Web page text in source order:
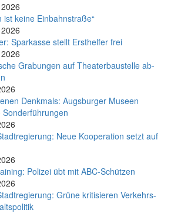
ist keine Einbahnstraße“
Spar­kas­se stellt Erst­hel­fer frei
Gra­bun­gen auf Thea­ter­bau­stel­le ab­
Denkmals: Augsburger Museen
Neue Kooperation setzt auf
Poli­zei übt mit ABC-Schüt­zen
Grüne kritisieren Verkehrs-